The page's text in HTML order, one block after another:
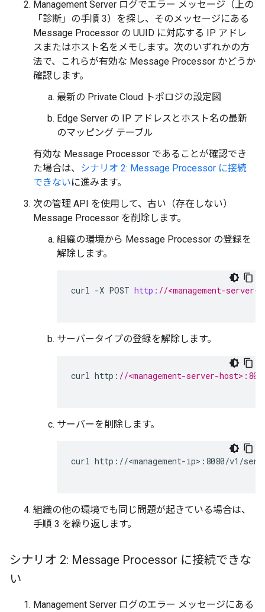
Management Server ログでエラー メッセージ（上の
「診断」の手順 3）を探し、そのメッセージにある
Message Processor の UUID に対応する IP アドレ
スまたはホスト名をメモします。次のいずれかの方
法で、これらが有効な Message Processor かどうか
確認します。
最新の Private Cloud トポロジの設定図
Edge Server の IP アドレスとホスト名の最新
のマッピング テーブル
有効な Message Processor であることが確認でき
た場合は、
シナリオ 2: Message Processor に接続
できないに進みます。
次の管理 API を使用して、古い（存在しない）
Message Processor を削除します。
組織の環境から Message Processor の登録を
解除します。
curl -X POST http: //<management-server-
サーバータイプの登録を解除します。
curl http : //<management-server-
サーバーを削除します。
curl http://<management-ip>:8080/v1/
組織の他の環境でも同じ問題が起きている場合は、
手順 3 を繰り返します。
シナリオ 2: Message Processor に接続できな
い
Management Server ログのエラー メッセージにある